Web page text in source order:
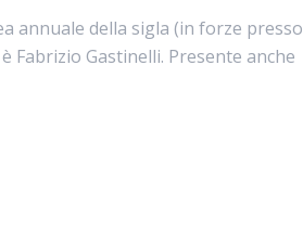
annuale della sigla (in forze presso
Fabrizio Gastinelli. Presente anche